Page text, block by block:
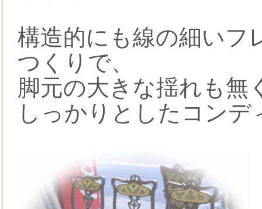
構造的にも線の細いフ
つくりで、
脚元の大きな揺れも無
しっかりとしたコン